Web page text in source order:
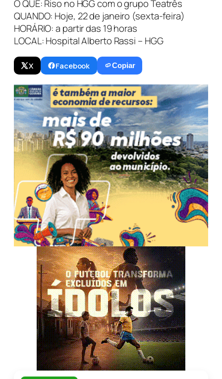
X Facebook Copiar
O QUÊ: Riso no HGG com o grupo Teatrês
QUANDO: Hoje, 22 de janeiro (sexta-feira)
HORÁRIO: a partir das 19 horas
LOCAL: Hospital Alberto Rassi – HGG